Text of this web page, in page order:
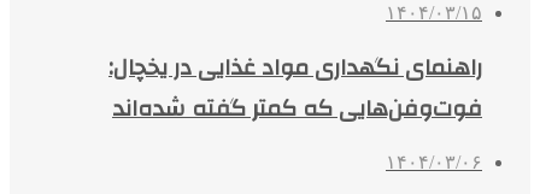
۱۴۰۴/۰۳/۱۵
راهنمای نگهداری مواد غذایی در یخچال:
فوت‌وفن‌هایی که کمتر گفته شده‌اند
۱۴۰۴/۰۳/۰۶